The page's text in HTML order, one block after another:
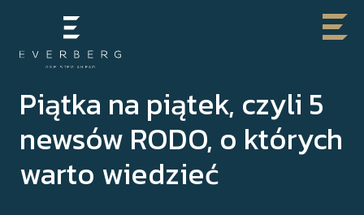
Piątka na piątek, czyli 5
newsów RODO, o których
warto wiedzieć